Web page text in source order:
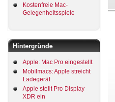
Kostenfreie Mac-
Gelegenheitsspiele
Hintergründe
Apple: Mac Pro eingestellt
Mobilmacs: Apple streicht
Ladegerät
Apple stellt Pro Display
XDR ein